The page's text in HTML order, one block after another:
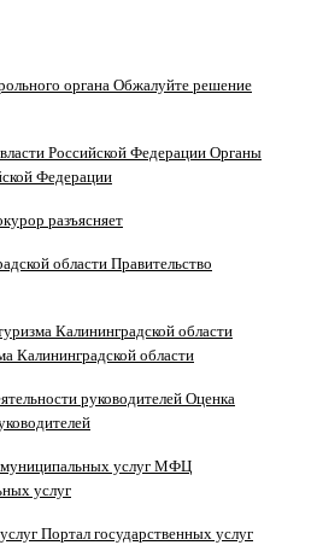
Обжалуйте решение
Органы
Федерации
разъясняет
Правительство
Калининградской области
Оценка
МФЦ
услуг
Портал государственных услуг